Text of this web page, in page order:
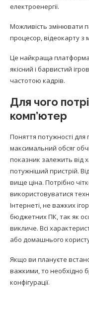
електроенергії.
Можливість змінювати
процесор, відеокарту з
Це найкраща
якісний і барвистий
частотою кадрів.
Для чого
комп’ютер
Поняття потужності
максимальний обсяг
показник залежить від
потужніший пристрій.
вище ціна. Потрібно
використовуватися
Інтернеті, не важких
бюджетних ПК, так як
викличе. Всі
або домашнього
Якщо ви плануєте
важкими, то необхідно
конфігурації.